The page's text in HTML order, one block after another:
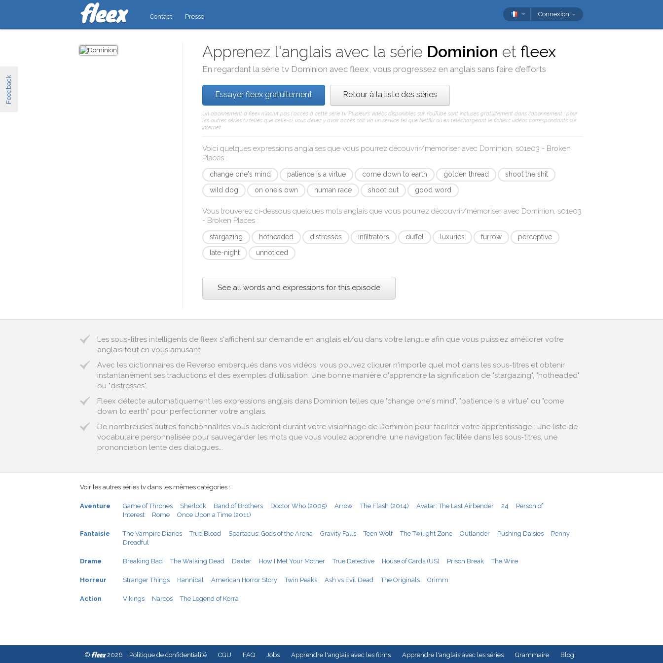
Feedback
Contact Presse Connexion
Apprenez l'anglais avec la série Dominion etfleex
En regardant la série tv Dominion avecfleex, vous progressez en anglais sans faire d'efforts
Essayer fleex gratuitement Retour à la liste des séries
Un abonnement à fleex n'inclut pas l'accès à cette série tv. Plusieurs vidéos disponibles sur YouTube sont incluses gratuitement dans l'abonnement ; pour
les autres séries tv telles que celle-ci, vous devez y avoir accès soit via un service tel que Netflix ou en téléchargeant le fichiers vidéos correspondants sur
internet.
Voici quelques expressions anglaises que vous pourrez découvrir/mémoriser avec Dominion, s01e03 - Broken
Places :
change one's mind patience is a virtue come down to earth golden thread
shoot the shit
wild dog
on one's own human race shoot out good word
Vous trouverez ci-dessous quelques mots anglais que vous pourrez découvrir/mémoriser avec Dominion, s01e03
- Broken Places :
stargazing hotheaded distresses infiltrators duffel luxuries furrow
perceptive
late-night
unnoticed
See all words and expressions for this episode
Les sous-titres intelligents de fleex s'affichent sur demande en anglais et/ou dans votre langue afin que vous puissiez améliorer votre
anglais tout en vous amusant
Avec les dictionnaires de Reverso embarqués dans vos vidéos, vous pouvez cliquer n'importe quel mot dans les sous-titres et obtenir
instantanément ses traductions et des exemples d'utilisation. Une bonne manière d'apprendre la signification de "stargazing", "hotheaded"
ou "distresses".
Fleex détecte automatiquement les expressions anglais dans Dominion telles que "change one's mind", "patience is a virtue" ou "come
down to earth" pour perfectionner votre anglais.
De nombreuses autres fonctionnalités vous aideront durant votre visionnage de Dominion pour faciliter votre apprentissage : une liste de
vocabulaire personnalisée pour sauvegarder les mots que vous voulez apprendre, une navigation facilitée dans les sous-titres, une
prononciation lente des dialogues...
Voir les autres séries tv dans les mêmes catégories :
Aventure Game of Thrones Sherlock Band of Brothers Doctor Who (2005) Arrow The Flash (2014) Avatar: The Last Airbender 24
Person of
Interest
Rome Once Upon a Time (2011)
Fantaisie The Vampire Diaries True Blood Spartacus: Gods of the Arena Gravity Falls Teen Wolf The Twilight Zone Outlander Pushing Daisies
Penny
Dreadful
Drame Breaking Bad The Walking Dead Dexter How I Met Your Mother True Detective House of Cards (US) Prison Break The Wire
Horreur Stranger Things Hannibal American Horror Story Twin Peaks Ash vs Evil Dead The Originals Grimm
Action Vikings Narcos The Legend of Korra
© fleex2026 Politique de confidentialité CGU FAQ Jobs Apprendre l'anglais avec les films Apprendre l'anglais avec les séries Grammaire Blog